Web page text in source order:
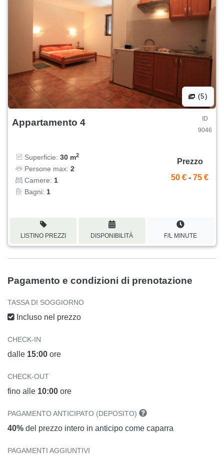
(5)
Appartamento 4
ID
9046
Superficie: 30 m2
Persone max: 2
Camere: 1
Bagni: 1
Prezzo
50 € - 75 €
LISTINO PREZZI DISPONIBILITÀ F/L MINUTE
Pagamento e condizioni di prenotazione
TASSA DI SOGGIORNO
Incluso nel prezzo
CHECK-IN
dalle 15:00 ore
CHECK-OUT
fino alle 10:00 ore
PAGAMENTO ANTICIPATO (DEPOSITO)
40% del prezzo intero in anticipo come caparra
PAGAMENTI AGGIUNTIVI